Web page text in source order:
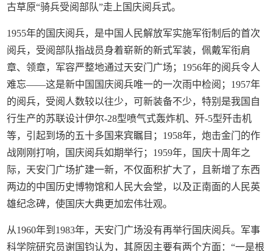
古草原“骑兵受阅部队”走上国庆阅兵式。
1955年的国庆阅兵，是中国人民解放军实施军衔制后的首次
阅兵，受阅部队指战员身着崭新的新式军装，佩戴军衔肩
章、领章，军容严整地通过天安门广场；1956年的阅兵令人
难忘——这是新中国国庆阅兵唯一的一次雨中检阅；1957年
的阅兵，受阅人数较以往少，可新装备不少，特别是我国自
行生产的苏联设计伊尔-28型喷气式轰炸机、歼-5型歼击机
等，引起到场的五十多国来宾瞩目；1958年，炮击金门的作
战刚刚打响，国庆阅兵如期举行；1959年，国庆十周年之
际，天安门广场扩建一新，不仅面积扩大了，且新增了东西
两边的中国历史博物馆和人民大会堂，以及正南面的人民英
雄纪念碑，使国庆大典更加宏伟壮观。
从1960年到1983年，天安门广场没有再举行国庆阅兵。军事
科学院研究员谢国钧认为，其原因主要有两个方面：“一是根